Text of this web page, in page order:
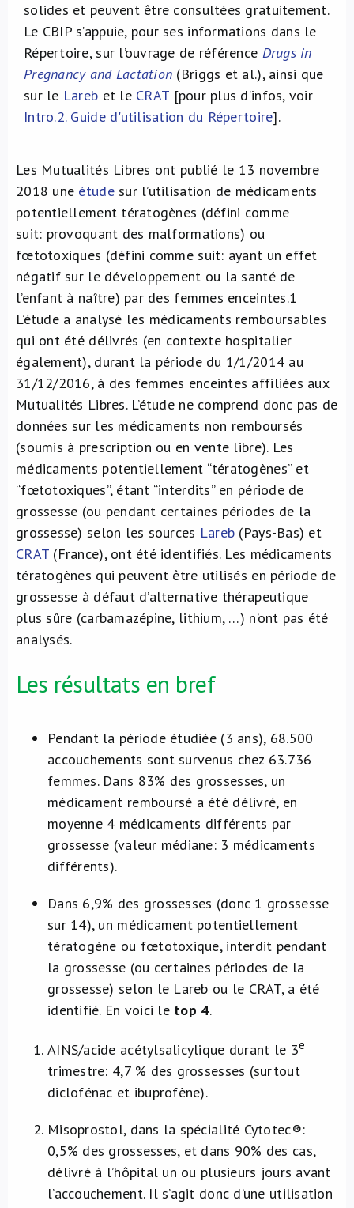
solides et peuvent être consultées gratuitement.
Le CBIP s’appuie, pour ses informations dans le
Répertoire, sur l’ouvrage de référence Drugs in
Pregnancy and Lactation (Briggs et al.), ainsi que
sur le Lareb et le CRAT [pour plus d’infos, voir
Intro.2. Guide d'utilisation du Répertoire].
Les Mutualités Libres ont publié le 13 novembre
2018 une étudesur l’utilisation de médicaments
potentiellement tératogènes (défini comme
suit: provoquant des malformations) ou
fœtotoxiques (défini comme suit: ayant un effet
négatif sur le développement ou la santé de
l’enfant à naître) par des femmes enceintes.1
L’étude a analysé les médicaments remboursables
qui ont été délivrés (en contexte hospitalier
également), durant la période du 1/1/2014 au
31/12/2016, à des femmes enceintes affiliées aux
Mutualités Libres. L’étude ne comprend donc pas de
données sur les médicaments non remboursés
(soumis à prescription ou en vente libre). Les
médicaments potentiellement “tératogènes” et
“fœtotoxiques”, étant “interdits” en période de
grossesse (ou pendant certaines périodes de la
grossesse) selon les sources Lareb (Pays-Bas) et
CRAT (France), ont été identifiés. Les médicaments
tératogènes qui peuvent être utilisés en période de
grossesse à défaut d’alternative thérapeutique
plus sûre (carbamazépine, lithium, …) n’ont pas été
analysés.
Les résultats en bref
Pendant la période étudiée (3 ans), 68.500
accouchements sont survenus chez 63.736
femmes. Dans 83% des grossesses, un
médicament remboursé a été délivré, en
moyenne 4 médicaments différents par
grossesse (valeur médiane: 3 médicaments
différents).
Dans 6,9% des grossesses (donc 1 grossesse
sur 14), un médicament potentiellement
tératogène ou fœtotoxique, interdit pendant
la grossesse (ou certaines périodes de la
grossesse) selon le Lareb ou le CRAT, a été
identifié. En voici le top 4.
​AINS/acide acétylsalicylique durant le 3e
trimestre: 4,7 % des grossesses (surtout
diclofénac et ibuprofène).
Misoprostol, dans la spécialité Cytotec®:
0,5% des grossesses, et dans 90% des cas,
délivré à l’hôpital un ou plusieurs jours avant
l’accouchement. Il s’agit donc d’une utilisation